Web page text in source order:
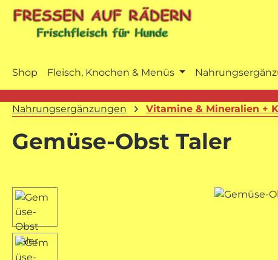
Hauptinhalt springen
Zur Suche springen
Zur Hauptnavigation springen
Shop Fleisch, Knochen & Menüs
Nahrungsergänzungen Vitamine & Mineralien +
Gemüse-Obst Taler
Bildergalerie überspringen